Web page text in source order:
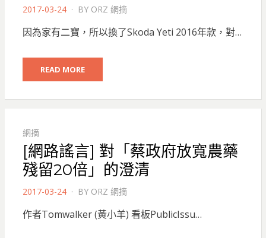
POSTED
2017-03-24 BY ORZ 網摘
因為家有二寶，所以換了Skoda Yeti 2016年款，對…
READ MORE
網摘
[網路謠言] 對「蔡政府放寬農藥
殘留20倍」的澄清
POSTED
2017-03-24 BY ORZ 網摘
作者Tomwalker (黃小羊) 看板PublicIssu…